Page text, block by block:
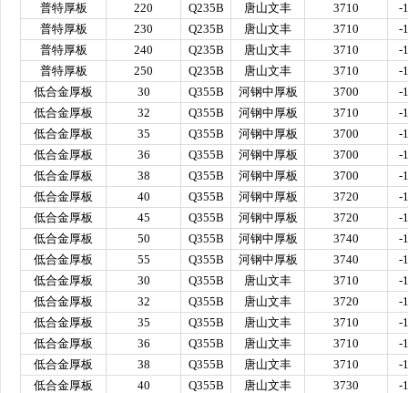
普特厚板
220 Q235B 唐山文丰 3710
-
普特厚板
230 Q235B 唐山文丰 3710
-
普特厚板
240 Q235B 唐山文丰 3710
-
普特厚板
250 Q235B 唐山文丰 3710
-
低合金厚板
30 Q355B 河钢中厚板 3700
-
低合金厚板
32 Q355B 河钢中厚板 3710
-
低合金厚板
35 Q355B 河钢中厚板 3700
-
低合金厚板
36 Q355B 河钢中厚板 3700
-
低合金厚板
38 Q355B 河钢中厚板 3700
-
低合金厚板
40 Q355B 河钢中厚板 3720
-
低合金厚板
45 Q355B 河钢中厚板 3720
-
低合金厚板
50 Q355B 河钢中厚板 3740
-
低合金厚板
55 Q355B 河钢中厚板 3740
-
低合金厚板
30 Q355B 唐山文丰 3710
-
低合金厚板
32 Q355B 唐山文丰 3720
-
低合金厚板
35 Q355B 唐山文丰 3710
-
低合金厚板
36 Q355B 唐山文丰 3710
-
低合金厚板
38 Q355B 唐山文丰 3710
-
低合金厚板
40 Q355B 唐山文丰 3730
-